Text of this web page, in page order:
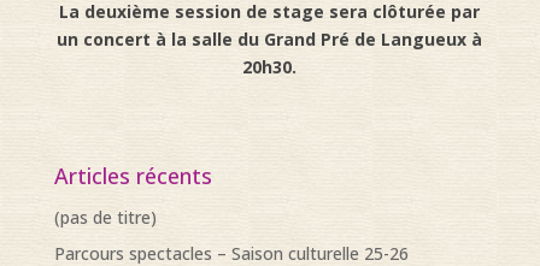
La deuxième session de stage sera clôturée par
un concert à la salle du Grand Pré de Langueux à
20h30.
Articles récents
(pas de titre)
Parcours spectacles – Saison culturelle 25-26